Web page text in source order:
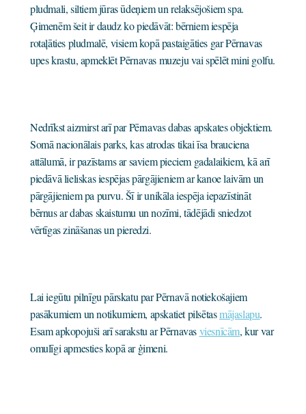
pludmali, siltiem jūras ūdeņiem un relaksējošiem spa.
Ģimenēm šeit ir daudz ko piedāvāt: bērniem iespēja
rotaļāties pludmalē, visiem kopā pastaigāties gar Pērnavas
upes krastu, apmeklēt Pērnavas muzeju vai spēlēt mini golfu.
Nedrīkst aizmirst arī par Pērnavas dabas apskates objektiem.
Somā nacionālais parks, kas atrodas tikai īsa brauciena
attālumā, ir pazīstams ar saviem pieciem gadalaikiem, kā arī
piedāvā lieliskas iespējas pārgājieniem ar kanoe laivām un
pārgājieniem pa purvu. Šī ir unikāla iespēja iepazīstināt
bērnus ar dabas skaistumu un nozīmi, tādējādi sniedzot
vērtīgas zināšanas un pieredzi.
Lai iegūtu pilnīgu pārskatu par Pērnavā notiekošajiem
pasākumiem un notikumiem, apskatiet pilsētasmājaslapu.
Esam apkopojuši arī sarakstu ar Pērnavasviesnīcām, kur var
omulīgi apmesties kopā ar ģimeni.